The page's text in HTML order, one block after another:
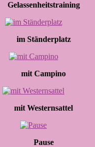
Gelassenheitstraining
im Ständerplatz
mit Campino
mit Westernsattel
Pause